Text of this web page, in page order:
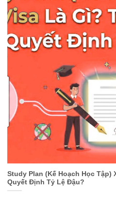
Study Plan (Kế Hoạch Học Tập)
Quyết Định Tỷ Lệ Đậu?